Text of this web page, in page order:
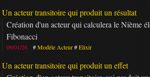
Un acteur transitoire qui produit un résultat
Création d'un acteur qui calculera le Nième
Fibonacci
09/01/26 Modèle Acteur Elixir
Un acteur transitoire qui produit un effet